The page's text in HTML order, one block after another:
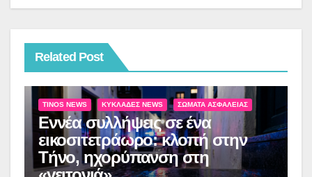
Related Post
TINOS NEWS ΚΥΚΛΆΔΕΣ NEWS ΣΏΜΑΤΑ ΑΣΦΑΛΕΊΑΣ
Εννέα συλλήψεις σε ένα
εικοσιτετράωρο: κλοπή στην
Τήνο, ηχορύπανση στη